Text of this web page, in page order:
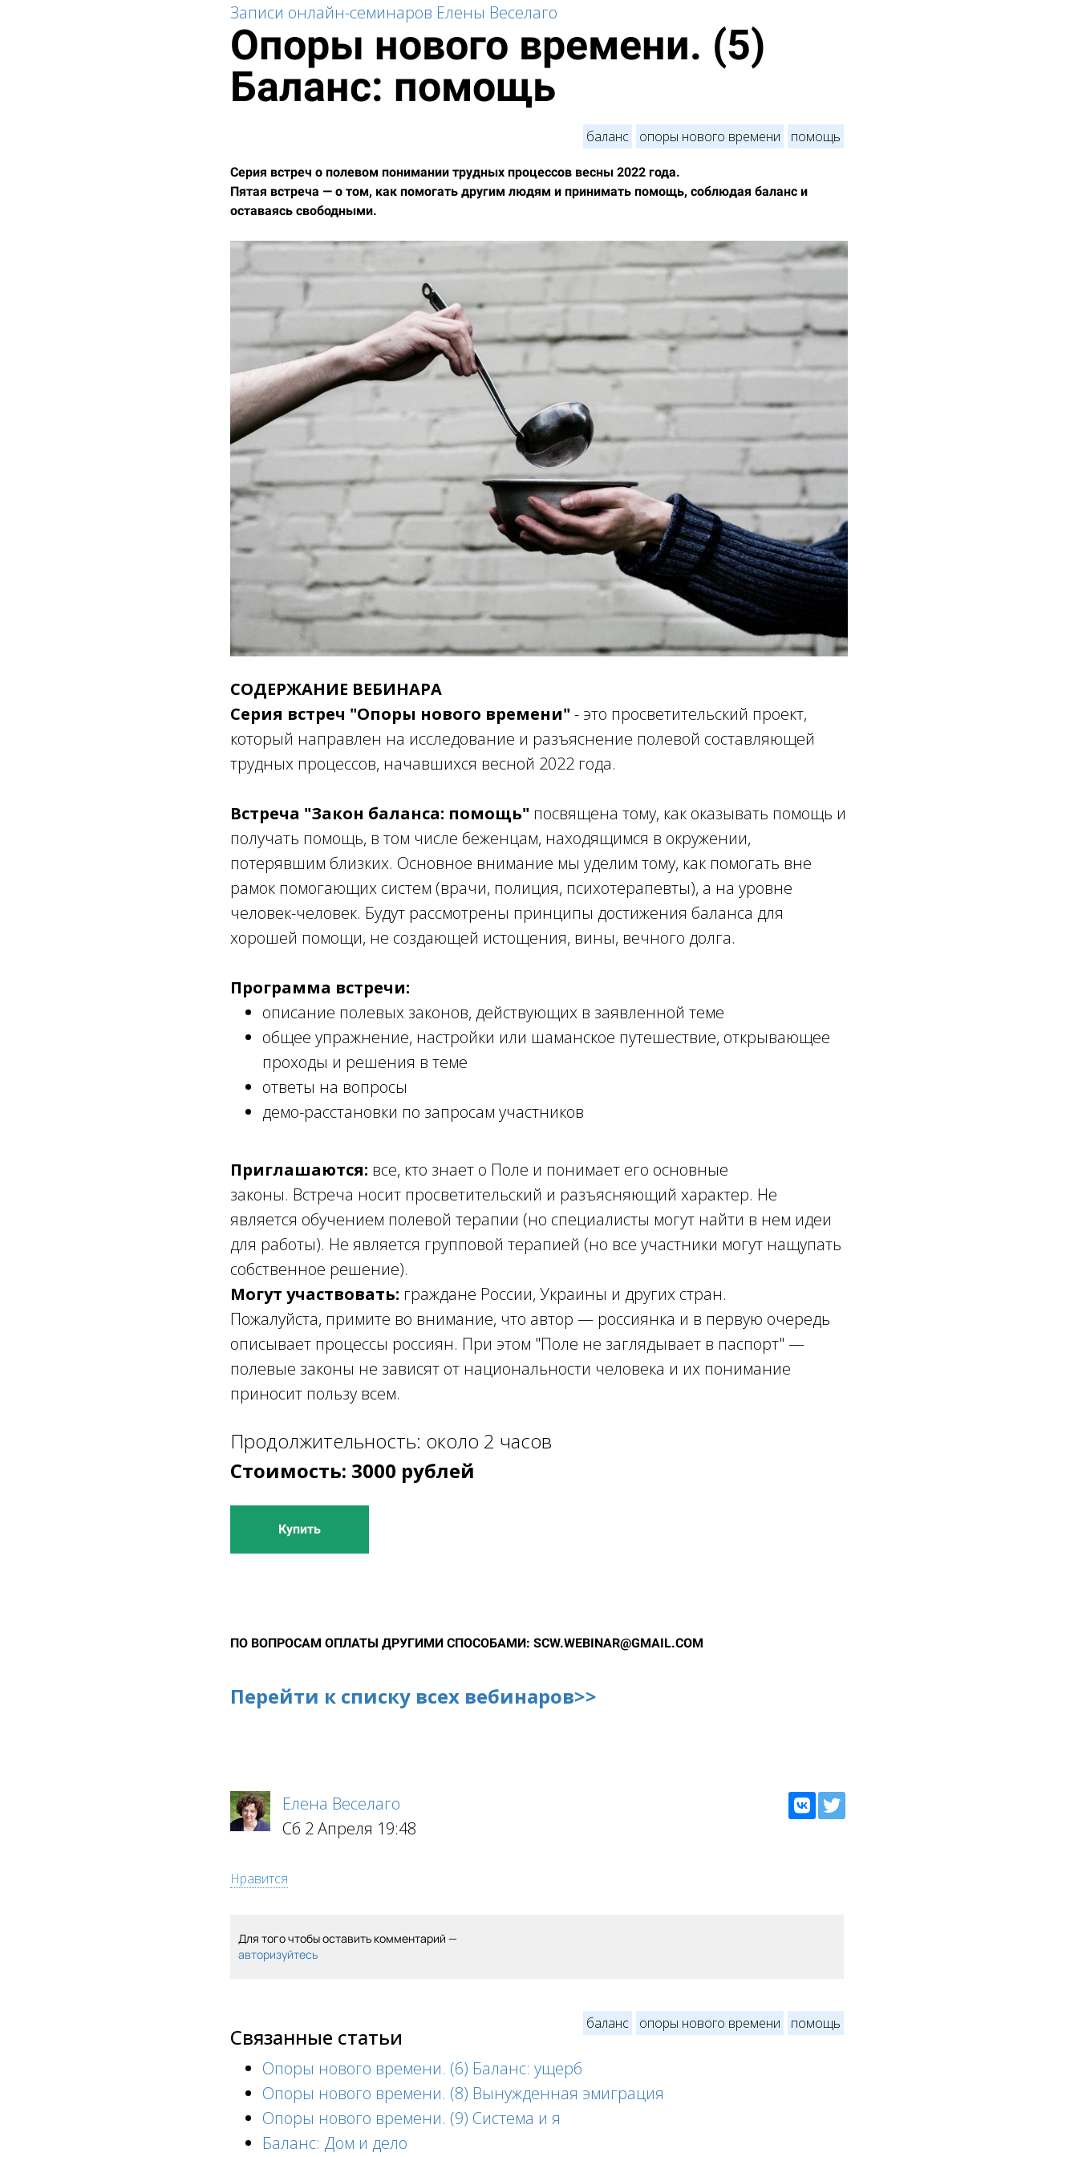
Записи онлайн-семинаров Елены Веселаго
Опоры нового времени. (5)
Баланс: помощь
баланс опоры нового времени помощь
Серия встреч о полевом понимании трудных процессов весны 2022 года.
Пятая встреча — о том, как помогать другим людям и принимать помощь, соблюдая баланс и
оставаясь свободными.
СОДЕРЖАНИЕ ВЕБИНАРА
Серия встреч "Опоры нового времени"- это просветительский проект,
который направлен на исследование и разъяснение полевой составляющей
трудных процессов, начавшихся весной 2022 года.
Встреча "Закон баланса: помощь" посвящена тому, как оказывать помощь и
получать помощь, в том числе беженцам, находящимся в окружении,
потерявшим близких. Основное внимание мы уделим тому, как помогать вне
рамок помогающих систем (врачи, полиция, психотерапевты), а на уровне
человек-человек. Будут рассмотрены принципы достижения баланса для
хорошей помощи, не создающей истощения, вины, вечного долга.
Программа встречи:
описание полевых законов, действующих в заявленной теме
общее упражнение, настройки или шаманское путешествие, открывающее
проходы и решения в теме
ответы на вопросы
демо-расстановки по запросам участников
Приглашаются: все, кто знает о Поле и понимает его основные
законы. Встреча носит просветительский и разъясняющий характер. Не
является обучением полевой терапии (но специалисты могут найти в нем идеи
для работы). Не является групповой терапией (но все участники могут нащупать
собственное решение).
Могут участвовать: граждане России, Украины и других стран.
Пожалуйста, примите во внимание, что автор — россиянка и в первую очередь
описывает процессы россиян. При этом "Поле не заглядывает в паспорт" —
полевые законы не зависят от национальности человека и их понимание
приносит пользу всем.
Продолжительность: около 2 часов
Стоимость: 3000 рублей
Купить
ПО ВОПРОСАМ ОПЛАТЫ ДРУГИМИ СПОСОБАМИ: SCW.WEBINAR@GMAIL.COM
Перейти к списку всех вебинаров>>
Елена Веселаго
Сб 2 Апреля 19:48
Нравится
Для того чтобы оставить комментарий —
авторизуйтесь
баланс опоры нового времени помощь
Связанные статьи
Опоры нового времени. (6) Баланс: ущерб
Опоры нового времени. (8) Вынужденная эмиграция
Опоры нового времени. (9) Система и я
Баланс: Дом и дело